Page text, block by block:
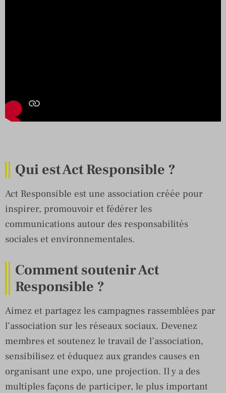
Qui est Act Responsible ?
Act Responsible est une association créée pour
inspirer, promouvoir et fédérer les
communications autour des responsabilités
sociales et environnementales.
Comment soutenir Act
Responsible ?
Aimez et partagez les campagnes rassemblées par
l’association sur les réseaux sociaux. Devenez
membres et soutenez le travail de l’association,
sensibilisez et éduquez aux grandes causes en
organisant une expo, une projection. Il y a des
multiples façons de participer, le plus important